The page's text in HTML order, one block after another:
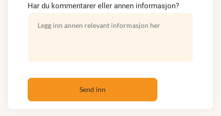
Har du kommentarer eller annen informasjon?